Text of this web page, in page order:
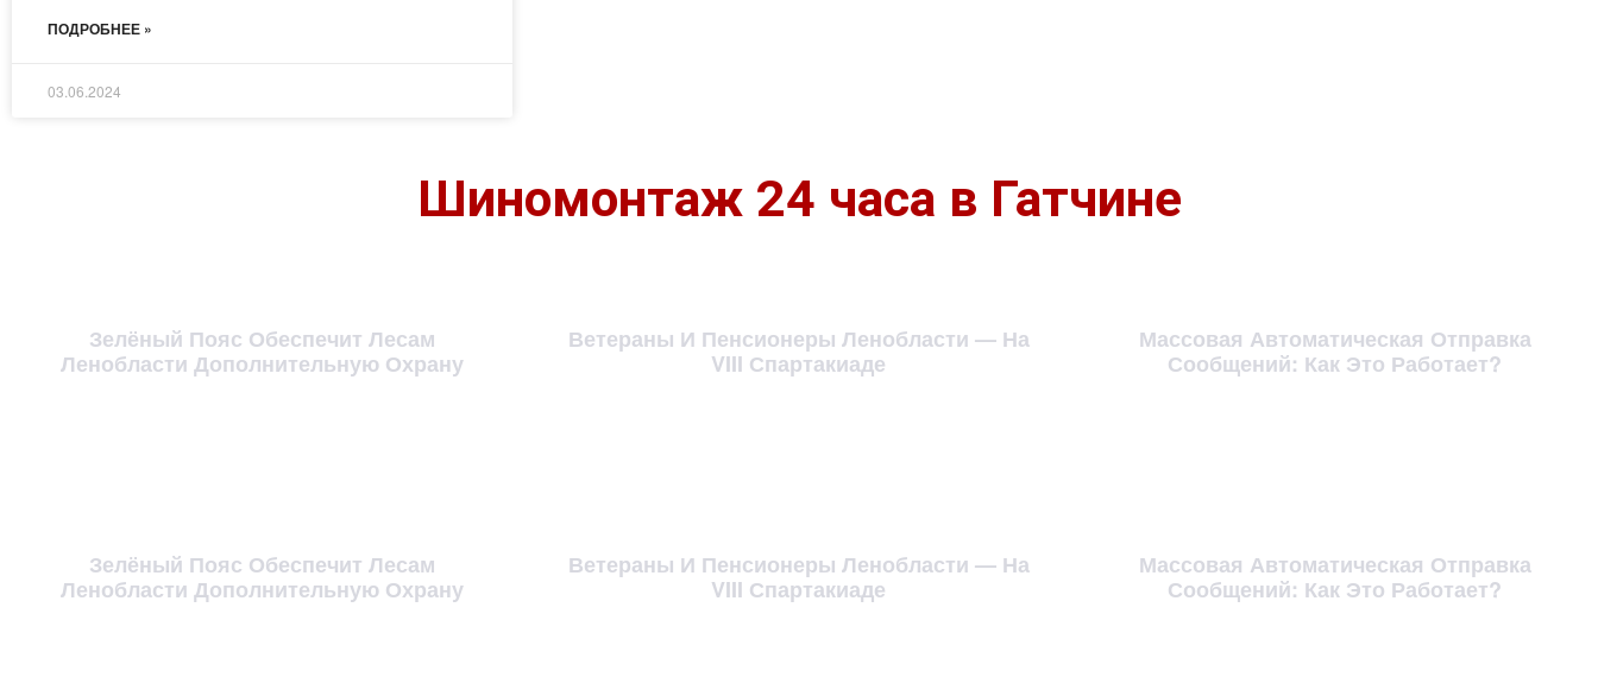
ПОДРОБНЕЕ »
03.06.2024
Шиномонтаж 24 часа в Гатчине
Зелёный Пояс Обеспечит Лесам
Ленобласти Дополнительную Охрану
Ветераны И Пенсионеры Ленобласти — На
VIII Спартакиаде
Массовая Автоматическая Отправка
Сообщений: Как Это Работает?
Зелёный Пояс Обеспечит Лесам
Ленобласти Дополнительную Охрану
Ветераны И Пенсионеры Ленобласти — На
VIII Спартакиаде
Массовая Автоматическая Отправка
Сообщений: Как Это Работает?